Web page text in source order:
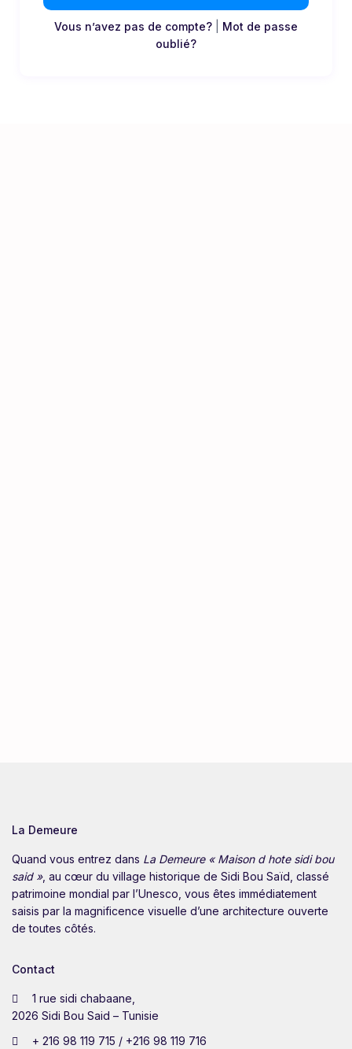
Vous n’avez pas de compte?
Mot de passe
oublié?
La Demeure
Quand vous entrez dans La Demeure « Maison d hote sidi bou
said », au cœur du village historique de Sidi Bou Saïd, classé
patrimoine mondial par l’Unesco, vous êtes immédiatement
saisis par la magnificence visuelle d’une architecture ouverte
de toutes côtés.
Contact
1 rue sidi chabaane,
2026 Sidi Bou Said – Tunisie
+ 216 98 119 715 / +216 98 119 716